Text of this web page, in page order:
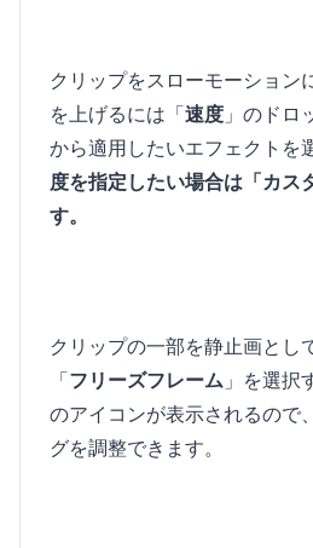
クリップをスローモーション
を上げるには「速度 」のドロ
から適用したいエフェクトを
度を指定したい場合は「カス
す。
クリップの一部を静止画とし
「フリーズフレーム 」を選択
のアイコンが表示されるので
グを調整できます。